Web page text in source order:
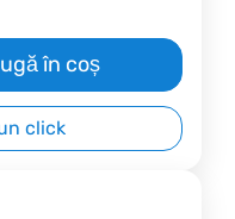
în coș
click